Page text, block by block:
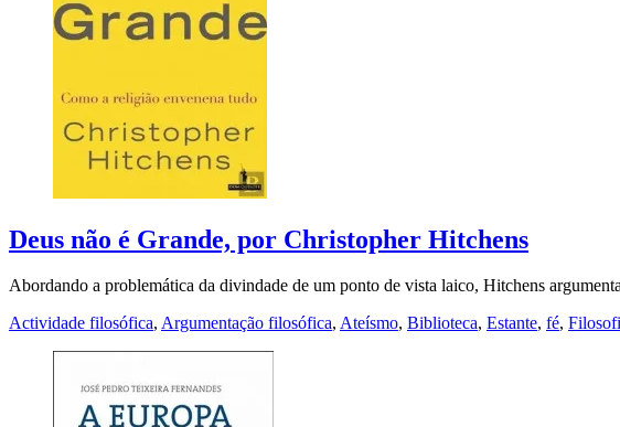
Deus não é Grande, por Christopher Hitchens
Abordando a problemática da divindade de um ponto de vista laico, Hitchens
Actividade filosófica, Argumentação filosófica, Ateísmo, Biblioteca, Estante, fé,